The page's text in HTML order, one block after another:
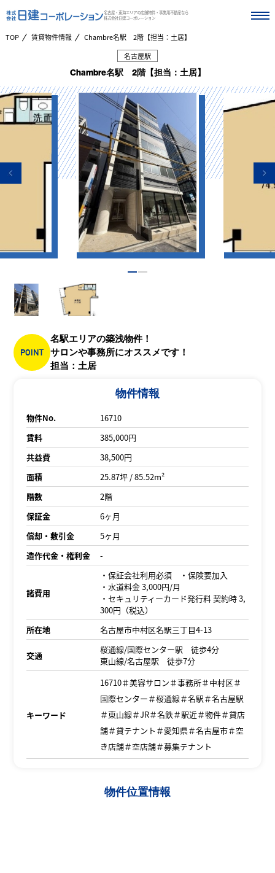
名古屋・東海エリアの店舗物件・事業用不動産なら
株式会社日建コーポレーション
TOP 賃貸物件情報
Chambre名駅 2階【担当：土居】
名古屋駅
Chambre名駅 2階【担当：土居】
POINT
名駅エリアの築浅物件！
サロンや事務所にオススメです！
担当：土居
物件情報
物件No.
16710
賃料
385,000円
共益費
38,500円
面積
25.87坪 / 85.52m²
階数
2階
保証金
6ヶ月
償却・敷引金
5ヶ月
造作代金・権利金
-
諸費用
・保証会社利用必須 ・保険要加入
・水道料金 3,000円/月
・セキュリティーカード発行料 契約時 3,
300円（税込）
所在地
名古屋市中村区名駅三丁目4-13
交通
桜通線/国際センター駅 徒歩4分
東山線/名古屋駅 徒歩7分
キーワード
16710＃美容サロン＃事務所＃中村区＃
国際センター＃桜通線＃名駅＃名古屋駅
＃東山線＃JR＃名鉄＃駅近＃物件＃貸店
舗＃貸テナント＃愛知県＃名古屋市＃空
き店舗＃空店舗＃募集テナント
物件位置情報